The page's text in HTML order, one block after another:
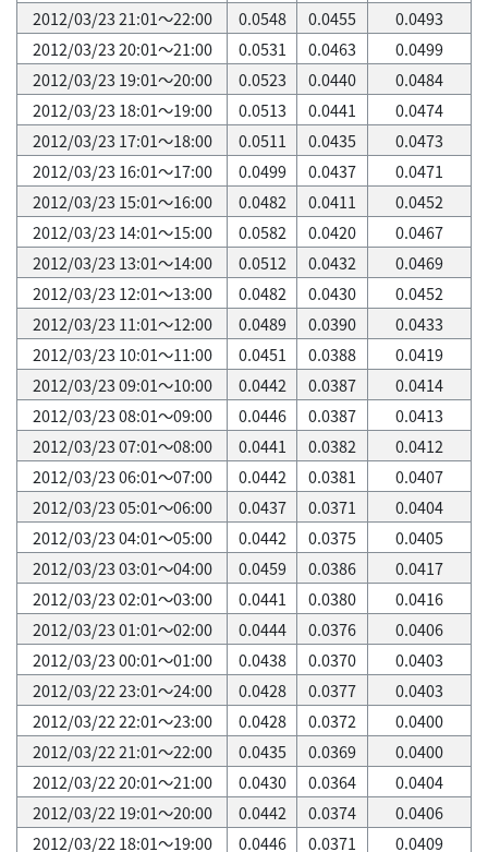
2012/03/23 21:01～22:00
0.0548 0.0455
0.0493
2012/03/23 20:01～21:00
0.0531 0.0463
0.0499
2012/03/23 19:01～20:00
0.0523 0.0440
0.0484
2012/03/23 18:01～19:00
0.0513 0.0441
0.0474
2012/03/23 17:01～18:00
0.0511 0.0435
0.0473
2012/03/23 16:01～17:00
0.0499 0.0437
0.0471
2012/03/23 15:01～16:00
0.0482 0.0411
0.0452
2012/03/23 14:01～15:00
0.0582 0.0420
0.0467
2012/03/23 13:01～14:00
0.0512 0.0432
0.0469
2012/03/23 12:01～13:00
0.0482 0.0430
0.0452
2012/03/23 11:01～12:00
0.0489 0.0390
0.0433
2012/03/23 10:01～11:00
0.0451 0.0388
0.0419
2012/03/23 09:01～10:00
0.0442 0.0387
0.0414
2012/03/23 08:01～09:00
0.0446 0.0387
0.0413
2012/03/23 07:01～08:00
0.0441 0.0382
0.0412
2012/03/23 06:01～07:00
0.0442 0.0381
0.0407
2012/03/23 05:01～06:00
0.0437 0.0371
0.0404
2012/03/23 04:01～05:00
0.0442 0.0375
0.0405
2012/03/23 03:01～04:00
0.0459 0.0386
0.0417
2012/03/23 02:01～03:00
0.0441 0.0380
0.0416
2012/03/23 01:01～02:00
0.0444 0.0376
0.0406
2012/03/23 00:01～01:00
0.0438 0.0370
0.0403
2012/03/22 23:01～24:00
0.0428 0.0377
0.0403
2012/03/22 22:01～23:00
0.0428 0.0372
0.0400
2012/03/22 21:01～22:00
0.0435 0.0369
0.0400
2012/03/22 20:01～21:00
0.0430 0.0364
0.0404
2012/03/22 19:01～20:00
0.0442 0.0374
0.0406
2012/03/22 18:01～19:00
0.0446 0.0371 0.0409